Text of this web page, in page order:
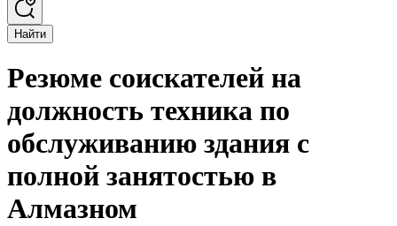
Найти
Резюме соискателей на
должность техника по
обслуживанию здания с
полной занятостью в
Алмазном